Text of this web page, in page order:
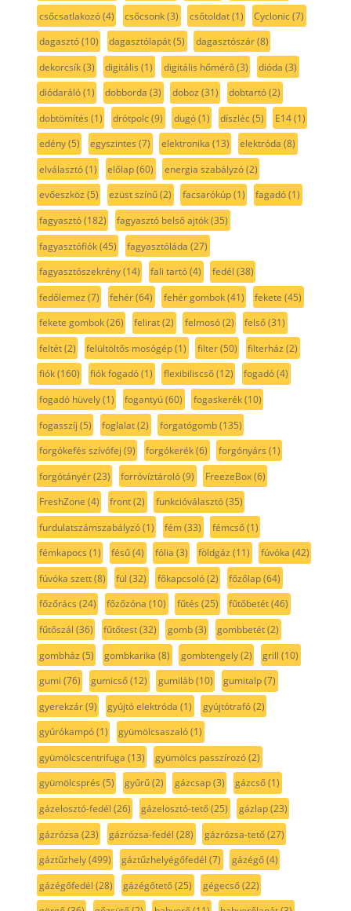
csőcsatlakozó(4) csőcsonk(3) csőtoldat(1) Cyclonic(7)
dagasztó(10) dagasztólapát(5) dagasztószár(8)
dekorcsík(3) digitális (1) digitális hőmérő(3) dióda (3)
diódaráló(1) dobborda (3) doboz (31) dobtartó(2)
dobtömítés (1) drótpolc(9) dugó(1) díszléc(5) E14(1)
edény(5) egyszintes (7) elektronika (13) elektróda (8)
elválasztó(1) előlap(60) energia szabályzó(2)
evőeszköz (5) ezüst színű(2) facsarókúp(1) fagadó(1)
fagyasztó(182) fagyasztó belső ajtók(35)
fagyasztófiók(45) fagyasztóláda (27)
fagyasztószekrény(14) fali tartó(4) fedél (38)
fedőlemez (7) fehér(64) fehér gombok(41) fekete (45)
fekete gombok(26) felirat(2) felmosó(2) felső(31)
feltét(2) felültöltős mosógép(1) filter(50) filterház (2)
fiók(160) fiók fogadó(1) flexibiliscső(12) fogadó(4)
fogadó hüvely(1) fogantyú(60) fogaskerék(10)
fogasszíj (5) foglalat(2) forgatógomb(135)
forgókefés szívófej (9) forgókerék(6) forgónyárs (1)
forgótányér(23) forróvíztároló(9) FreezeBox(6)
FreshZone (4) front(2) funkcióválasztó(35)
furdulatszámszabályzó(1) fém(33) fémcső(1)
fémkapocs (1) fésű(4) fólia (3) földgáz (11) fúvóka (42)
fúvóka szett(8) fül (32) főkapcsoló(2) főzőlap(64)
főzőrács (24) főzőzóna (10) fűtés (25) fűtőbetét(46)
fűtőszál (36) fűtőtest(32) gomb(3) gombbetét(2)
gombház (5) gombkarika (8) gombtengely(2) grill (10)
gumi (76) gumicső(12) gumiláb(10) gumitalp(7)
gyerekzár(9) gyújtó elektróda (1) gyújtótrafó(2)
gyúrókampó(1) gyümölcsaszaló(1)
gyümölcscentrifuga (13) gyümölcs passzírozó(2)
gyümölcsprés (5) gyűrű(2) gázcsap(3) gázcső(1)
gázelosztó-fedél (26) gázelosztó-tető(25) gázlap(23)
gázrózsa (23) gázrózsa-fedél (28) gázrózsa-tető(27)
gáztűzhely(499) gáztűzhelyégőfedél (7) gázégő(4)
gázégőfedél (28) gázégőtető(25) gégecső(22)